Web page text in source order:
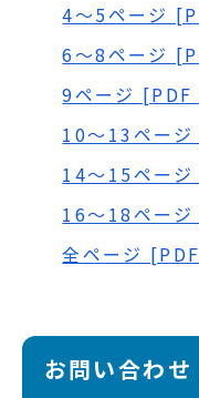
4～5ページ
6～8ページ
9ページ
10～13ペー
14～15ペー
16～18ペー
全ページ
お問い合わせ